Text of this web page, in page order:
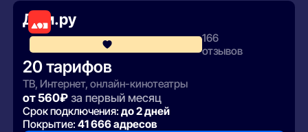
Дом.ру
4.3
166
отзывов
20 тарифов
ТВ, Интернет, онлайн-кинотеатры
от 560₽ за первый месяц
Срок подключения:до 2 дней
Покрытие:41 666 адресов